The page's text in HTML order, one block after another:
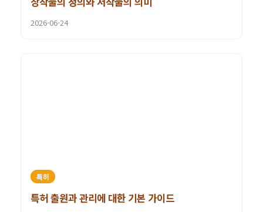
2026-06-24
특허
특허 출원과 관리에 대한 기본 가이드